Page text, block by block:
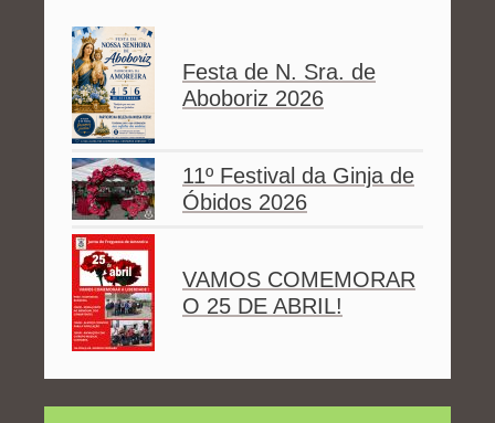
Festa de N. Sra. de
Aboboriz 2026
11º Festival da Ginja de
Óbidos 2026
VAMOS COMEMORAR
O 25 DE ABRIL!